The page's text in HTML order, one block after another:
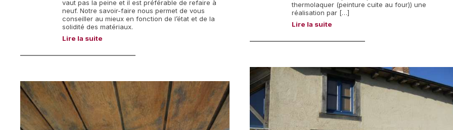
vaut pas la peine et il est préférable de refaire à
neuf. Notre savoir-faire nous permet de vous
conseiller au mieux en fonction de l’état et de la
solidité des matériaux.
Lire la suite
thermolaquer (peinture cuite au four)) une
réalisation par […]
Lire la suite